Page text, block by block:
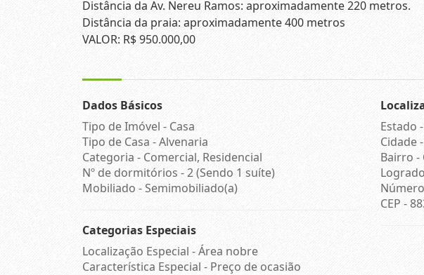
Distância da Av. Nereu Ramos: aproximadamente 220 metros.
Distância da praia: aproximadamente 400 metros
VALOR: R$ 950.000,00
Dados Básicos
Tipo de Imóvel - Casa
Tipo de Casa - Alvenaria
Categoria - Comercial, Residencial
Nº de dormitórios - 2 (Sendo 1 suíte)
Mobiliado - Semimobiliado(a)
Categorias Especiais
Localização Especial - Área nobre
Característica Especial - Preço de ocasião
Estado -
Cidade -
Bairro -
CEP -